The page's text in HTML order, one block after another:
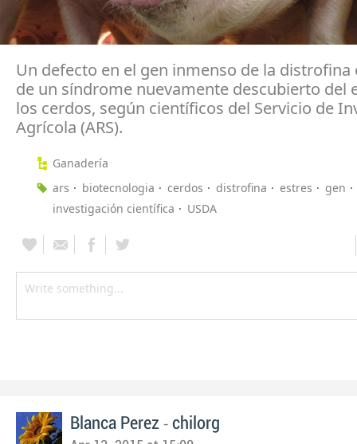
Un defecto en el gen inmenso de la distrofina
de un síndrome nuevamente descubierto del
los cerdos, según científicos del Servicio de
Agrícola (ARS).
Ganadería
ars
biotecnologia cerdos distrofina estres
gen
investigación científica
USDA
Blanca Perez - chilorg